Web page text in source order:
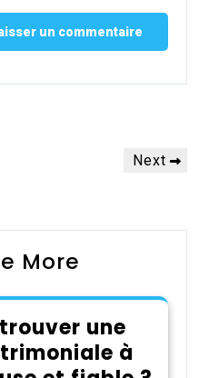
Next
Next
More
une
à